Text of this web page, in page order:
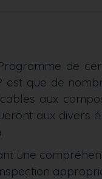
de
est que de
aux
aux divers
une